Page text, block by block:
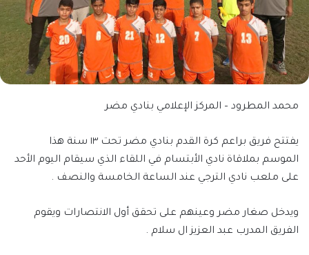
محمد المطرود – المركز الإعلامي بنادي مضر
يفتتح فريق براعم كرة القدم بنادي مضر تحت ١٣ سنة هذا
الموسم بملاقاة نادي الأبتسام في اللقاء الذي سيقام اليوم الأحد
على ملعب نادي الترجي عند الساعة الخامسة والنصف .
ويدخل صغار مضر وعينهم على تحقق أول الانتصارات ويقوم
الفريق المدرب عبد العزيز ال سلام .